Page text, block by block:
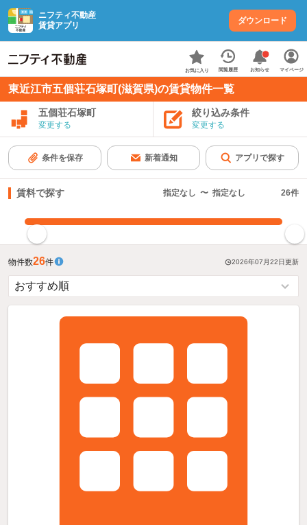
ニフティ不動産
賃貸アプリ
ダウンロード
お気に入り 閲覧履歴 お知らせ マイページ
東近江市五個荘石塚町(滋賀県)の賃貸物件一覧
五個荘石塚町
変更する
絞り込み条件
変更する
条件を保存 新着通知 アプリで探す
賃料で探す 指定なし 〜 指定なし 26件
物件数26件 2026年07月22日更新